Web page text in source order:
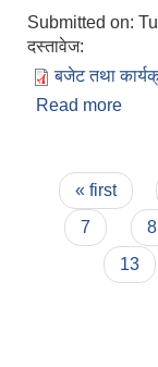
Submitted on:
दस्तावेज:
बजेट तथा
Read more
Pages
« first
7
8
13